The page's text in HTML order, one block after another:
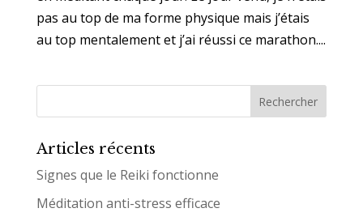
pas au top de ma forme physique mais j’étais
au top mentalement et j’ai réussi ce marathon....
Articles récents
Signes que le Reiki fonctionne
Méditation anti-stress efficace